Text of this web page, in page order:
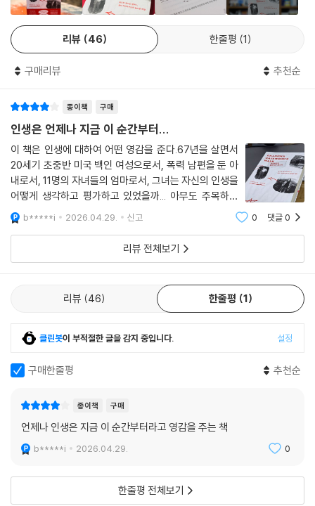
애팔래치아 트레일은 미국 3대 장거리 트레일 중 하나로, 조지아주에서 메
인주까지 14개 주를 가로지르는 트레킹 코스이다. 엠마 게이트우드는 동
해 트레일의 존재를 알게 되었다. 10대 아이들, 웃통을 벗은 남자들이 정상
두 남성이라는 사실을 알게 된다. 그녀는 뭔가를 한번 바꿔보고 싶었다.
트레일에 매료된 엠마는 1년간 준비에 돌입한다. 요양원에서 일하며 여행
에 쓸 돈을 모았고, 매일 거리를 늘려가며 걷는 연습을 한다. 그렇게 1954
년 66세의 나이로 트레일에 도전했지만, 일주일 만에 길을 잃고 구조된다.
1년 뒤 다시 “산책 좀 다녀올게”라는 짧은 인사를 남긴 후 길을 떠났고, 14
6일 후 메인주의 카타딘 산 정상에 오른다. 책은 그 5개월간의 여정을 생생
하게 추적한다. 엠마는 군사 시설의 철조망을 아무렇지 않게 넘어버리고,
밤에는 캠핑장 테이블 위에 대자로 누워 자다가 사람들을 놀라게 하고는
혼자 킥킥거린다. 안경이 부러져 앞이 보이지 않고, 길을 잘못 들어도 그녀
들을 기록했다. 한 남자에게 마실 물을 구할 수 없다는 대답을 듣고는 이렇
게 적었다. “어쨌거나 아주 잘생긴 남자였다”라고.
“끝이 안 보이는 폭력과 돌봄과 노동을 졸업한
노년의 잠재성에 관한 영감을 주는 귀한 책.” -은유 작가
오직 자신을 위해 걷기를 멈추지 않았던
엠마 게이트우드는 트레일을 두 번 더 완주해 77세에는 애팔래치아 트레
일을 총 세 번이나 완주한 최초의 인물이 되었다. 84세까지 앞장서서 트레
00킬로미터를 넘게 걷게 된다. 하지만 흐리거나 맑거나 걷기를 멈추지 않
았던 그녀가 절대 걷지 않은 짧은 거리가 있는데, 바로 전남편이 자신을 보
리뷰 46 한줄평 1
구매리뷰 추천순
종이책 구매
인생은 언제나 지금 이 순간부터...
이 책은 인생에 대하여 어떤 영감을 준다.67년을 살면서
20세기 초중반 미국 백인 여성으로서, 폭력 남편을 둔 아
내로서, 11명의 자녀들의 엄마로서, 그녀는 자신의 인생을
어떻게 생각하고 평가하고 있었을까... 아무도 주목하지
않는 삶, 어쩌면 의미 없이, 가치 없이, 아니 오히려 폭력
남편으로인해 원망도 있을지 모를, 그렇게 살다 갈 이름
모를 어느 한 사람이었으나, 67세 그 해
b*****i 2026.04.29. 신고 0 댓글0
리뷰 전체보기
리뷰 46 한줄평 1
클린봇이 부적절한 글을 감지 중입니다. 설정
구매한줄평 추천순
종이책 구매
언제나 인생은 지금 이 순간부터라고 영감을 주는 책
b*****i 2026.04.29. 0
한줄평 전체보기